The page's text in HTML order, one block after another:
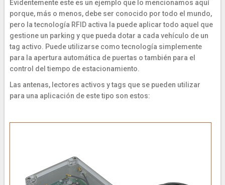
Evidentemente este es un ejemplo que lo mencionamos aquí
porque, más o menos, debe ser conocido por todo el mundo,
pero la tecnología RFID activa la puede aplicar todo aquel que
gestione un parking y que pueda dotar a cada vehículo de un
tag activo. Puede utilizarse como tecnología simplemente
para la apertura automática de puertas o también para el
control del tiempo de estacionamiento.
Las antenas, lectores activos y tags que se pueden utilizar
para una aplicación de este tipo son estos: